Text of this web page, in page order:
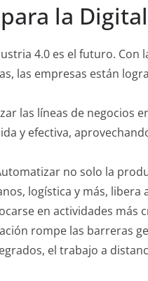
la
4.0 es el futuro. Con
las empresas están
las líneas de negocios
y efectiva,
no solo la
logística y más, libera
en actividades más
rompe las barreras
el trabajo a